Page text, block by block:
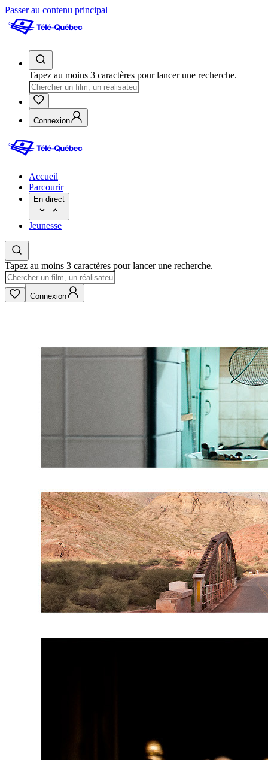
Passer au contenu principal
Tapez au moins 3 caractères pour lancer une recherche.
Connexion
Accueil
Parcourir
En direct
Jeunesse
Tapez au moins 3 caractères pour lancer une recherche.
Connexion